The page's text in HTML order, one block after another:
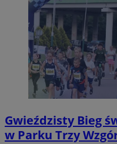
Gwieździsty Bieg
w Parku Trzy